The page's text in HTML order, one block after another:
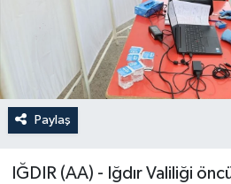
Paylaş
IĞDIR (AA) - Iğdır Valiliği
YAŞAM
Yerel